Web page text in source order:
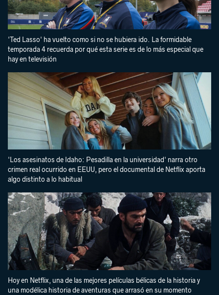
'Ted Lasso' ha vuelto como si no se hubiera ido. La formidable
temporada 4 recuerda por qué esta serie es de lo más especial que
hay en televisión
'Los asesinatos de Idaho: Pesadilla en la universidad' narra otro
crimen real ocurrido en EEUU, pero el documental de Netflix aporta
algo distinto a lo habitual
Hoy en Netflix, una de las mejores películas bélicas de la historia y
una modélica historia de aventuras que arrasó en su momento